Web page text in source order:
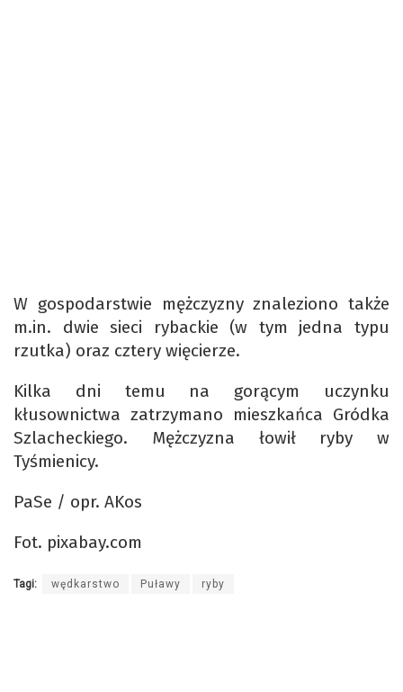
W gospodarstwie mężczyzny znaleziono także
m.in. dwie sieci rybackie (w tym jedna typu
rzutka) oraz cztery więcierze.
Kilka dni temu na gorącym uczynku
kłusownictwa zatrzymano mieszkańca Gródka
Szlacheckiego. Mężczyzna łowił ryby w
Tyśmienicy.
PaSe / opr. AKos
Fot. pixabay.com
Tagi: wędkarstwo Puławy ryby